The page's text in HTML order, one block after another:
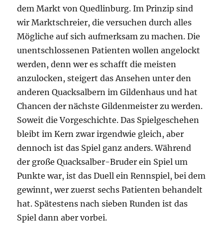
dem Markt von Quedlinburg. Im Prinzip sind
wir Marktschreier, die versuchen durch alles
Mögliche auf sich aufmerksam zu machen. Die
unentschlossenen Patienten wollen angelockt
werden, denn wer es schafft die meisten
anzulocken, steigert das Ansehen unter den
anderen Quacksalbern im Gildenhaus und hat
Chancen der nächste Gildenmeister zu werden.
Soweit die Vorgeschichte. Das Spielgeschehen
bleibt im Kern zwar irgendwie gleich, aber
dennoch ist das Spiel ganz anders. Während
der große Quacksalber-Bruder ein Spiel um
Punkte war, ist das Duell ein Rennspiel, bei dem
gewinnt, wer zuerst sechs Patienten behandelt
hat. Spätestens nach sieben Runden ist das
Spiel dann aber vorbei.